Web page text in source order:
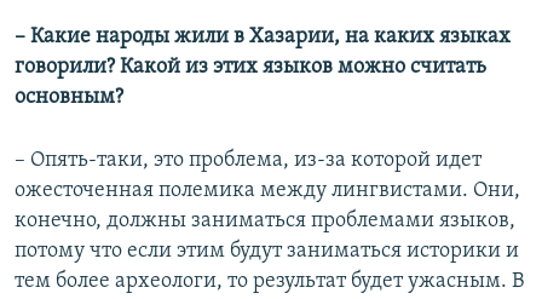
– Какие народы жили в Хазарии, на каких языках
говорили? Какой из этих языков можно считать
основным?
– Опять-таки, это проблема, из-за которой идет
ожесточенная полемика между лингвистами. Они,
конечно, должны заниматься проблемами языков,
потому что если этим будут заниматься историки и
тем более археологи, то результат будет ужасным. В